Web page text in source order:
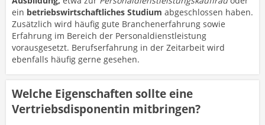
ein betriebswirtschaftliches Studium abgeschlossen haben.
Zusätzlich wird häufig gute Branchenerfahrung sowie
Erfahrung im Bereich der Personaldienstleistung
vorausgesetzt. Berufserfahrung in der Zeitarbeit wird
ebenfalls häufig gerne gesehen.
Welche Eigenschaften sollte eine
Vertriebsdisponentin mitbringen?